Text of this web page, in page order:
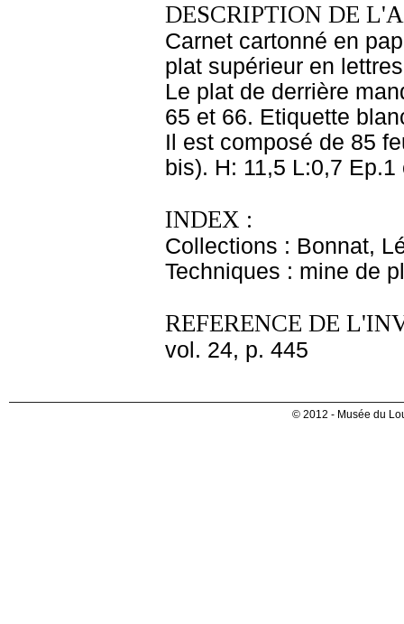
DESCRIPTION DE
Carnet cartonné en
plat supérieur en
Le plat de derrière
65 et 66. Etiquette
Il est composé de 85
bis). H: 11,5 L:0,7 Ep.1
INDEX :
Collections : Bonnat,
Techniques : mine de
REFERENCE DE
vol. 24, p. 445
© 2012 - Musée du